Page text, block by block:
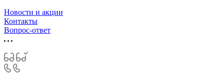
Новости и акции
Контакты
Вопрос-ответ